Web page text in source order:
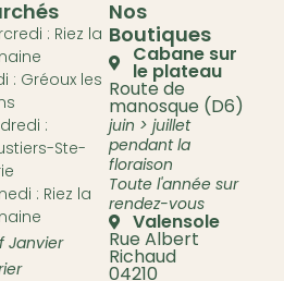
: Riez la
: Gréoux les
:
Ste-
: Riez la
Janvier
Nos
Boutiques
Cabane sur
le plateau
Route de
manosque (D6)
juin > juillet
pendant la
floraison
Toute l'année sur
rendez-vous
Valensole
Rue Albert
Richaud
04210